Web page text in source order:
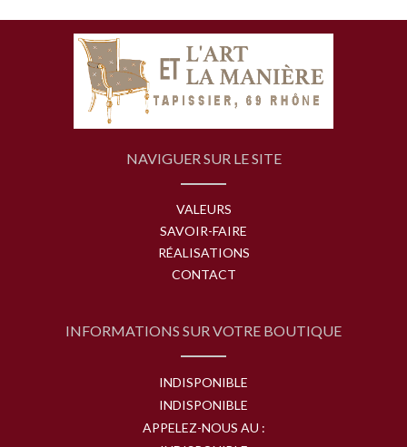
NAVIGUER SUR LE SITE
VALEURS
SAVOIR-FAIRE
RÉALISATIONS
CONTACT
INFORMATIONS SUR VOTRE BOUTIQUE
INDISPONIBLE
INDISPONIBLE
APPELEZ-NOUS AU :